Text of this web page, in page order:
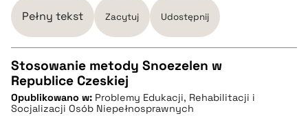
Pełny tekst Zacytuj Udostępnij
CZYSTY TEKST
Stosowanie metody Snoezelen w
Republice Czeskiej
Opublikowano w: Problemy Edukacji, Rehabilitacji i
Socjalizacji Osób Niepełnosprawnych